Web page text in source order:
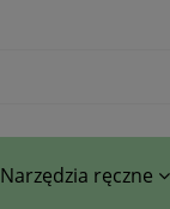
Narzędzia ręczne